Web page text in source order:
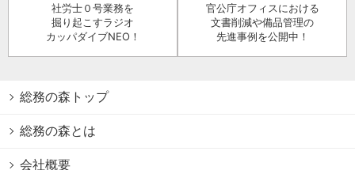
社労士０号業務を
掘り起こすラジオ
カッパダイブNEO！
官公庁オフィスにおける
文書削減や備品管理の
先進事例を公開中！
総務の森トップ
総務の森とは
会社概要